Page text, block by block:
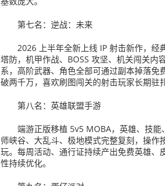
第七名：逆战：未来
2026 上半年全新上线 IP 射击新作，经
塔防，机甲作战、BOSS 攻坚、机关闯关内
系，高阶武器、角色全部可通过副本掉落
破两千万，喜欢刷图闯关的射击玩家长期驻扎
第八名：英雄联盟手游
端游正版移植 5v5 MOBA，英雄、技
师峡谷、大乱斗、极地模式完整复刻，操
玩。每周活动、通行证持续产出免费英雄
性持续优化。